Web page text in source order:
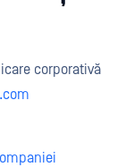
corporativă